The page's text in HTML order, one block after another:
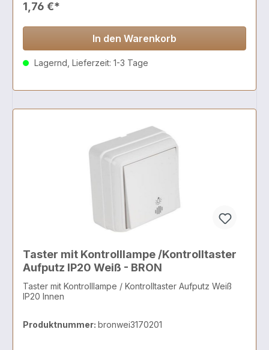
1,76 €*
In den Warenkorb
Lagernd, Lieferzeit: 1-3 Tage
Taster mit Kontrolllampe /Kontrolltaster
Aufputz IP20 Weiß - BRON
Taster mit Kontrolllampe / Kontrolltaster Aufputz Weiß
IP20 Innen
Produktnummer: bronwei3170201